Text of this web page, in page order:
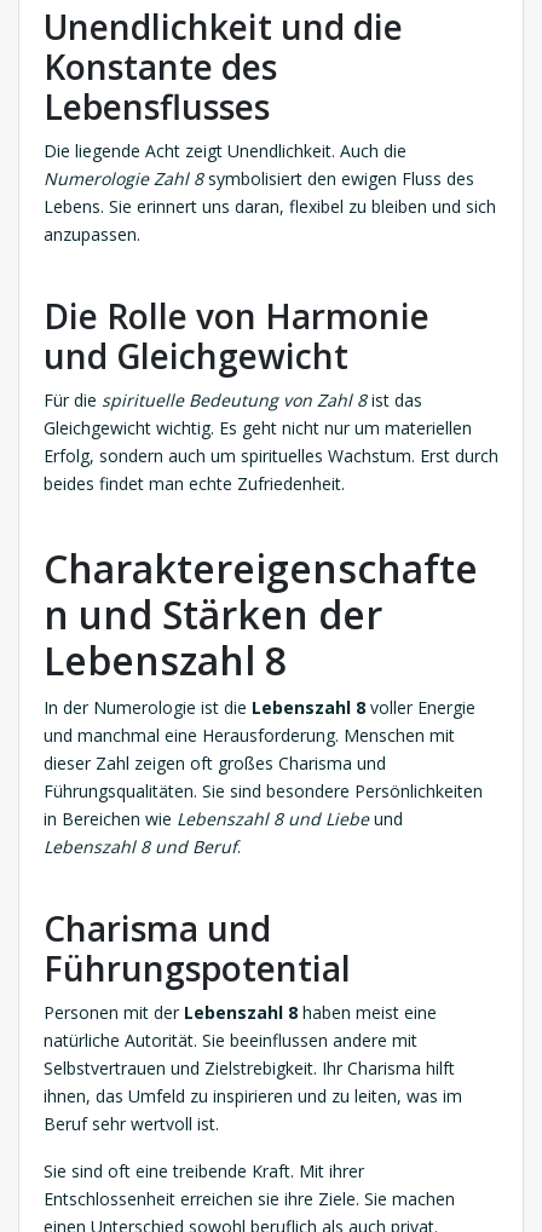
Unendlichkeit und die
Konstante des
Lebensflusses
Die liegende Acht zeigt Unendlichkeit. Auch die
Numerologie Zahl 8symbolisiert den ewigen Fluss des
Lebens. Sie erinnert uns daran, flexibel zu bleiben und sich
anzupassen.
Die Rolle von Harmonie
und Gleichgewicht
Für die spirituelle Bedeutung von Zahl 8ist das
Gleichgewicht wichtig. Es geht nicht nur um materiellen
Erfolg, sondern auch um spirituelles Wachstum. Erst durch
beides findet man echte Zufriedenheit.
Charaktereigenschafte
n und Stärken der
Lebenszahl 8
In der Numerologie ist die Lebenszahl 8 voller Energie
und manchmal eine Herausforderung. Menschen mit
dieser Zahl zeigen oft großes Charisma und
Führungsqualitäten. Sie sind besondere Persönlichkeiten
in Bereichen wie Lebenszahl 8 und Liebeund
Lebenszahl 8 und Beruf.
Charisma und
Führungspotential
Personen mit der Lebenszahl 8 haben meist eine
natürliche Autorität. Sie beeinflussen andere mit
Selbstvertrauen und Zielstrebigkeit. Ihr Charisma hilft
ihnen, das Umfeld zu inspirieren und zu leiten, was im
Beruf sehr wertvoll ist.
Sie sind oft eine treibende Kraft. Mit ihrer
Entschlossenheit erreichen sie ihre Ziele. Sie machen
einen Unterschied sowohl beruflich als auch privat.